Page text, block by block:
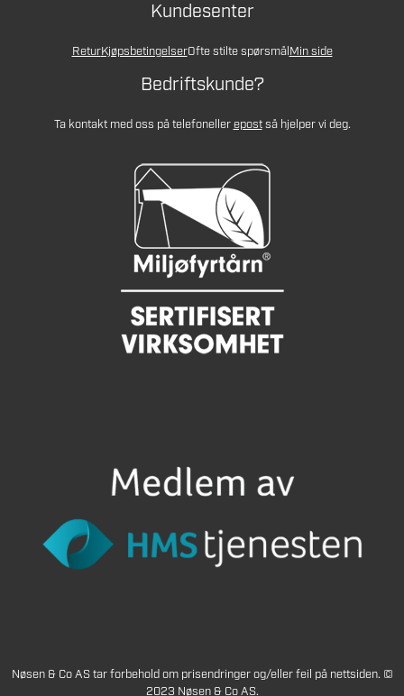
Kundesenter
ReturKjøpsbetingelserOfte stilte spørsmålMin side
Bedriftskunde?
Ta kontakt med oss på telefonellerepostså hjelper vi deg.
Nøsen & Co AS tar forbehold om prisendringer og/eller feil på nettsiden. ©
2023 Nøsen & Co AS.